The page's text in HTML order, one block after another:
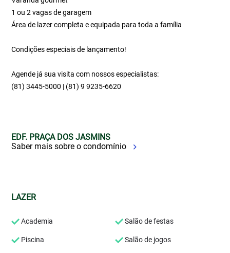
1 ou 2 vagas de garagem
Área de lazer completa e equipada para toda a família
Condições especiais de lançamento!
Agende já sua visita com nossos especialistas:
(81) 3445-5000 | (81) 9 9235-6620
EDF. PRAÇA DOS JASMINS
Saber mais sobre o condomínio
LAZER
Academia Salão de festas
Piscina Salão de jogos